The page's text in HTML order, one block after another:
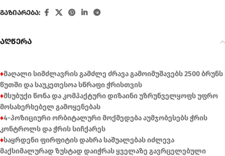
გაზიარება:
აღწერა
♦მაღალი სიმძლავრის გამძლე ძრავა გამოიმუშავებს 2500 ბრუნს
წუთში და საუკეთესოა სწრაფი ჭრისთვის
♦მსუბუქი წონა და კომპაქტური დიზაინი უზრუნველყოფს უფრო
მოსახერხებელ გამოყენებას
♦4-პოზიციური ორბიტალური მოქმედება აუმჯობესებს ჭრის
კონტროლს და ჭრის სიჩქარეს
♦საყრდენი ფირფიტის დახრა საშუალებას იძლევა
მაქსიმალურად ზუსტად დაიჭრას ყველაზე გავრცელებული